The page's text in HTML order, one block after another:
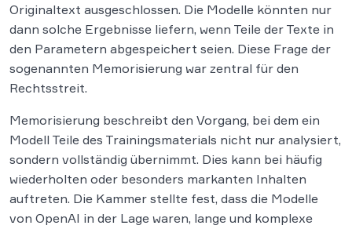
Originaltext ausgeschlossen. Die Modelle könnten nur
dann solche Ergebnisse liefern, wenn Teile der Texte in
den Parametern abgespeichert seien. Diese Frage der
sogenannten Memorisierung war zentral für den
Rechtsstreit.
Memorisierung beschreibt den Vorgang, bei dem ein
Modell Teile des Trainingsmaterials nicht nur analysiert,
sondern vollständig übernimmt. Dies kann bei häufig
wiederholten oder besonders markanten Inhalten
auftreten. Die Kammer stellte fest, dass die Modelle
von OpenAI in der Lage waren, lange und komplexe